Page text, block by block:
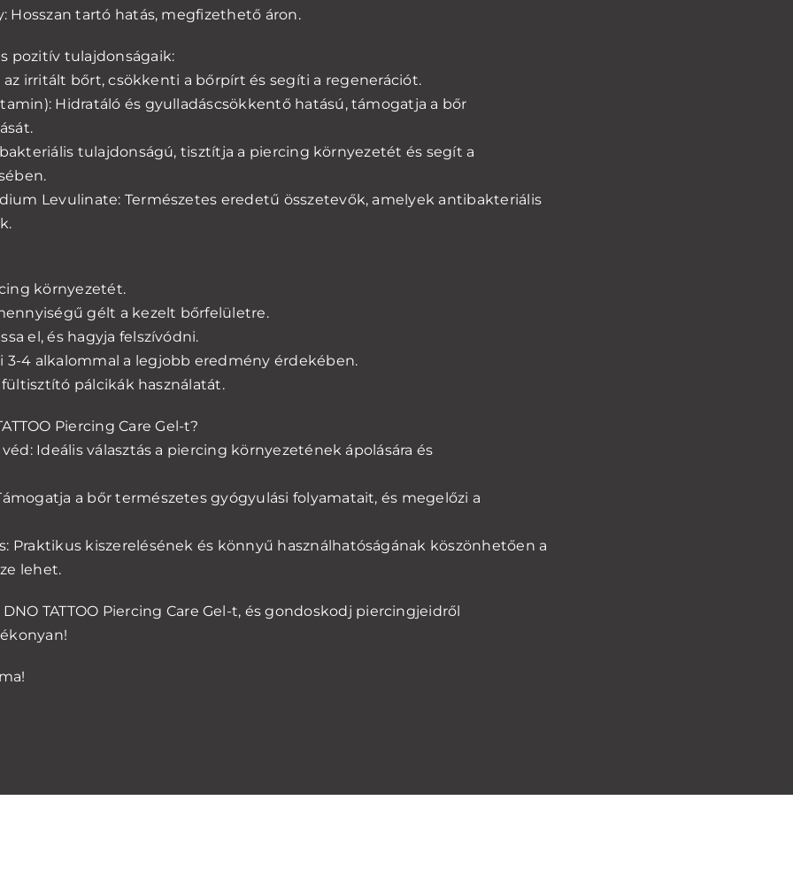
Hosszan tartó hatás, megfizethető áron.
pozitív tulajdonságaik:
irritált bőrt, csökkenti a bőrpírt és segíti a regenerációt.
Hidratáló és gyulladáscsökkentő hatású, támogatja a bőr
tulajdonságú, tisztítja a piercing környezetét és segít a
Levulinate: Természetes eredetű összetevők, amelyek antibakteriális
környezetét.
gélt a kezelt bőrfelületre.
el, és hagyja felszívódni.
3-4 alkalommal a legjobb eredmény érdekében.
fültisztító pálcikák használatát.
Piercing Care Gel-t?
Ideális választás a piercing környezetének ápolására és
a bőr természetes gyógyulási folyamatait, és megelőzi a
Praktikus kiszerelésének és könnyű használhatóságának köszönhetően a
lehet.
TATTOO Piercing Care Gel-t, és gondoskodj piercingjeidről